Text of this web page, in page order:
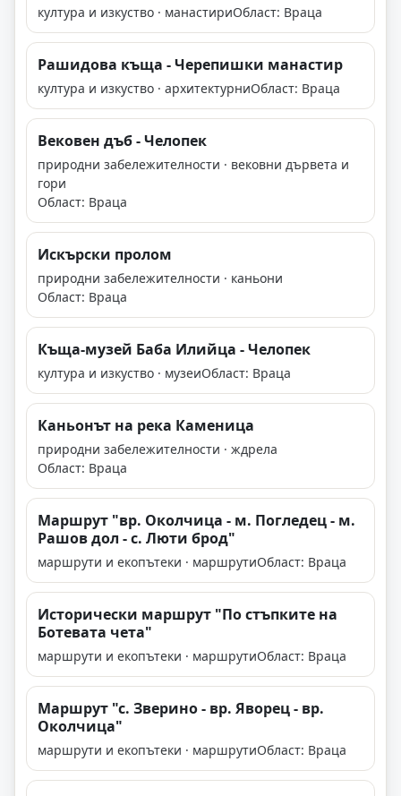
култура и изкуство · манастириОбласт: Враца
Рашидова къща - Черепишки манастир
култура и изкуство · архитектурниОбласт: Враца
Вековен дъб - Челопек
природни забележителности · вековни дървета и
гори
Област: Враца
Искърски пролом
природни забележителности · каньони
Област: Враца
Къща-музей Баба Илийца - Челопек
култура и изкуство · музеиОбласт: Враца
Каньонът на река Каменица
природни забележителности · ждрела
Област: Враца
Маршрут "вр. Околчица - м. Погледец - м.
Рашов дол - с. Люти брод"
маршрути и екопътеки · маршрутиОбласт: Враца
Исторически маршрут "По стъпките на
Ботевата чета"
маршрути и екопътеки · маршрутиОбласт: Враца
Маршрут "с. Зверино - вр. Яворец - вр.
Околчица"
маршрути и екопътеки · маршрутиОбласт: Враца